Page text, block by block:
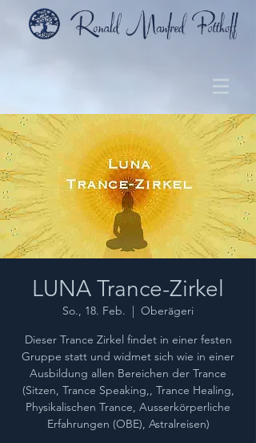
LUNA Trance-Zirkel
So., 18. Feb.
  |
Oberägeri
Dieser Trance Zirkel findet in einer festen
Gruppe statt und widmet sich wie in einer
Ausbildung allen Bereichen der Trance
(Sitzen, Trance Speaking,, Trance Healing,
Physikalischen Trance, Ausserkörperliche
Erfahrungen (OBE), Astralreisen)